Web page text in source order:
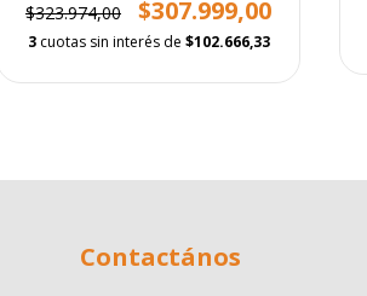
$323.974,00
$307.999,00
3 cuotas sin interés de $102.666,33
Contactános